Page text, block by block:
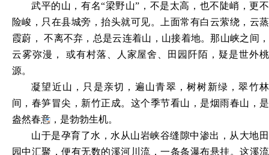
武平的山，有名“梁野山”，不是太高，也不陡峭，更不
险峻，只在县城旁，抬头就可见。上面常有白云萦绕，云蒸
霞蔚， 不离不弃，总是云连着山，山接着地。那山峡之间，
云雾弥漫， 或有村落、人家屋舍、田园阡陌，疑是世外桃
源。
凝望近山，只是亲切，遍山青翠，树树新绿，翠竹林
间，春笋冒尖，新竹正成。这个季节看山，是烟雨春山，是
盎然春意， 是勃勃生机。
山于是孕育了水，水从山岩峡谷缝隙中渗出，从大地田
园中汇聚，便有无数的溪河川流，一条条瀑布悬挂。这溪流